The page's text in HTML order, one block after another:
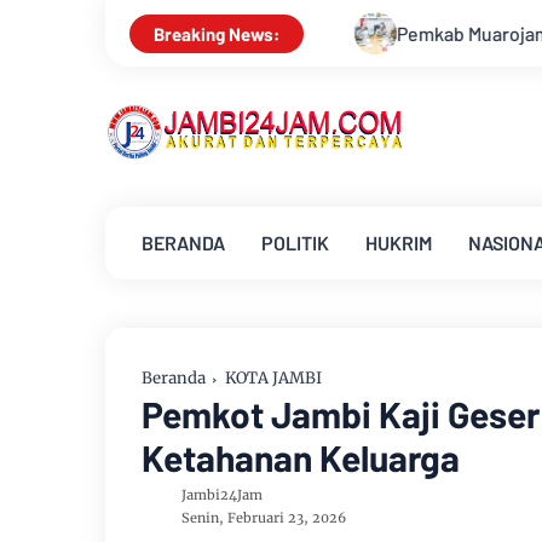
Breaking News:
Pemkab Muarojambi Mediasi Konflik PT Sinar Agro
BERANDA POLITIK HUKRIM
Beranda KOTA JAMBI
Pemkot Jambi Kaji
Ketahanan Keluarga
Jambi24Jam
Senin, Februari 23, 2026